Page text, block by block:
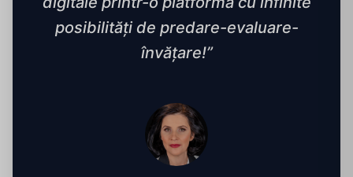
posibilități de predare-evaluare-
învățare!”